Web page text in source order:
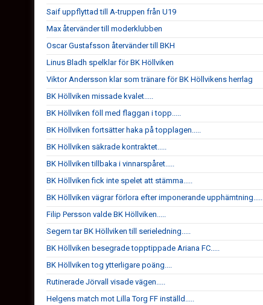
Saif uppflyttad till A-truppen från U19
Max återvänder till moderklubben
Oscar Gustafsson återvänder till BKH
Linus Bladh spelklar för BK Höllviken
Viktor Andersson klar som tränare för BK Höllvikens herrlag
BK Höllviken missade kvalet.....
BK Höllviken föll med flaggan i topp.....
BK Höllviken fortsätter haka på topplagen.....
BK Höllviken säkrade kontraktet.....
BK Höllviken tillbaka i vinnarspåret.....
BK Höllviken fick inte spelet att stämma.....
BK Höllviken vägrar förlora efter imponerande upphämtning.....
Filip Persson valde BK Höllviken.....
Segern tar BK Höllviken till serieledning.....
BK Höllviken besegrade topptippade Ariana FC.....
BK Höllviken tog ytterligare poäng....
Rutinerade Jörvall visade vägen.....
Helgens match mot Lilla Torg FF inställd.....